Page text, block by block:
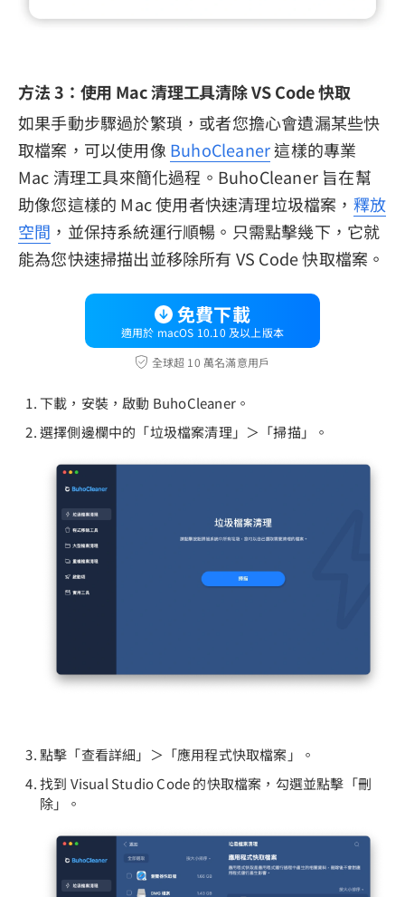
方法 3：使用 Mac 清理工具清除 VS Code 快取
如果手動步驟過於繁瑣，或者您擔心會遺漏某些快
取檔案，可以使用像BuhoCleaner這樣的專業
Mac 清理工具來簡化過程。BuhoCleaner 旨在幫
助像您這樣的 Mac 使用者快速清理垃圾檔案， 釋放
空間 ，並保持系統運行順暢。只需點擊幾下，它就
能為您快速掃描出並移除所有 VS Code 快取檔案。
免費下載
適用於 macOS 10.10 及以上版本
全球超 10 萬名滿意用戶
下載，安裝，啟動 BuhoCleaner。
選擇側邊欄中的「垃圾檔案清理」＞「掃描」。
點擊「查看詳細」＞「應用程式快取檔案」。
找到 Visual Studio Code 的快取檔案，勾選並點擊「刪
除」。